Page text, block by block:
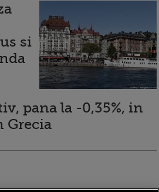
si
pana la -0,35%, in
Grecia